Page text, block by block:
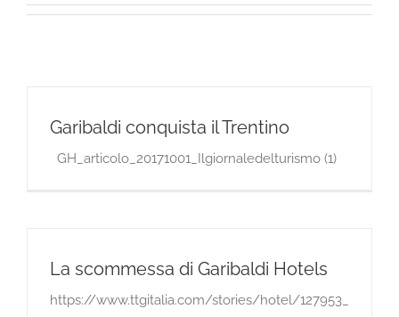
Garibaldi conquista il Trentino
GH_articolo_20171001_Ilgiornaledelturismo (1)
La scommessa di Garibaldi Hotels
https://www.ttgitalia.com/stories/hotel/127953_